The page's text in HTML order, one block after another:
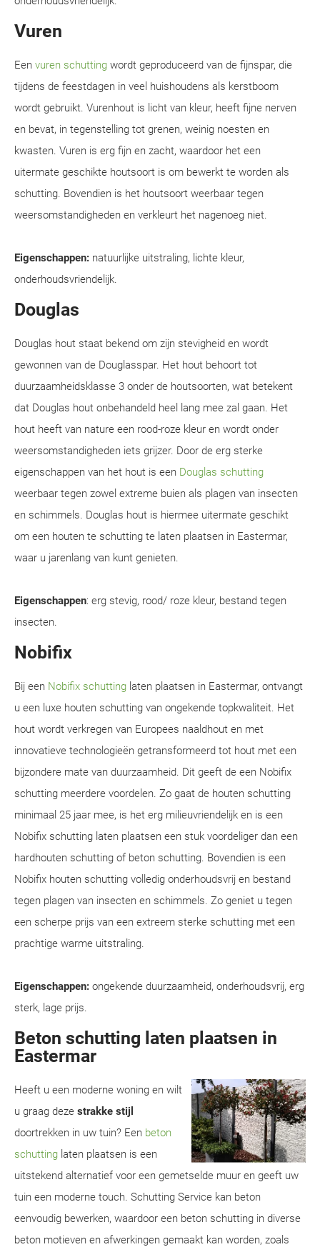
Vuren
Een vuren schutting wordt geproduceerd van de fijnspar, die
tijdens de feestdagen in veel huishoudens als kerstboom
wordt gebruikt. Vurenhout is licht van kleur, heeft fijne nerven
en bevat, in tegenstelling tot grenen, weinig noesten en
kwasten. Vuren is erg fijn en zacht, waardoor het een
uitermate geschikte houtsoort is om bewerkt te worden als
schutting. Bovendien is het houtsoort weerbaar tegen
weersomstandigheden en verkleurt het nagenoeg niet.
Eigenschappen: natuurlijke uitstraling, lichte kleur,
onderhoudsvriendelijk.
Douglas
Douglas hout staat bekend om zijn stevigheid en wordt
gewonnen van de Douglasspar. Het hout behoort tot
duurzaamheidsklasse 3 onder de houtsoorten, wat betekent
dat Douglas hout onbehandeld heel lang mee zal gaan. Het
hout heeft van nature een rood-roze kleur en wordt onder
weersomstandigheden iets grijzer. Door de erg sterke
eigenschappen van het hout is een Douglas schutting
weerbaar tegen zowel extreme buien als plagen van insecten
en schimmels. Douglas hout is hiermee uitermate geschikt
om een houten te schutting te laten plaatsen in Eastermar,
waar u jarenlang van kunt genieten.
Eigenschappen: erg stevig, rood/ roze kleur, bestand tegen
insecten.
Nobifix
Bij een Nobifix schutting laten plaatsen in Eastermar, ontvangt
u een luxe houten schutting van ongekende topkwaliteit. Het
hout wordt verkregen van Europees naaldhout en met
innovatieve technologieën getransformeerd tot hout met een
bijzondere mate van duurzaamheid. Dit geeft de een Nobifix
schutting meerdere voordelen. Zo gaat de houten schutting
minimaal 25 jaar mee, is het erg milieuvriendelijk en is een
Nobifix schutting laten plaatsen een stuk voordeliger dan een
hardhouten schutting of beton schutting. Bovendien is een
Nobifix houten schutting volledig onderhoudsvrij en bestand
tegen plagen van insecten en schimmels. Zo geniet u tegen
een scherpe prijs van een extreem sterke schutting met een
prachtige warme uitstraling.
Eigenschappen: ongekende duurzaamheid, onderhoudsvrij, erg
sterk, lage prijs.
Beton schutting laten plaatsen in
Eastermar
Heeft u een moderne woning en wilt
u graag deze strakke stijl
doortrekken in uw tuin? Een beton
schutting laten plaatsen is een
uitstekend alternatief voor een gemetselde muur en geeft uw
tuin een moderne touch. Schutting Service kan beton
eenvoudig bewerken, waardoor een beton schutting in diverse
beton motieven en afwerkingen gemaakt kan worden, zoals